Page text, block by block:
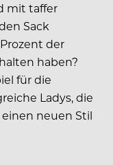
mit taffer
Sack
der
haben?
für die
Ladys, die
neuen Stil